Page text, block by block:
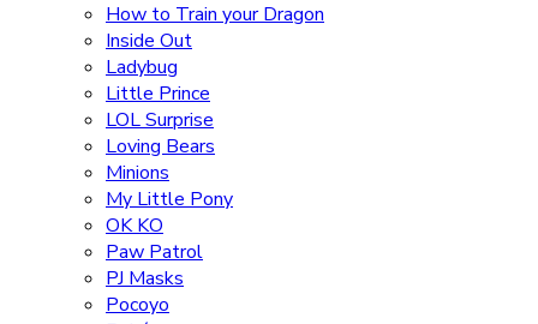
How to Train your Dragon
Inside Out
Ladybug
Little Prince
LOL Surprise
Loving Bears
Minions
My Little Pony
OK KO
Paw Patrol
PJ Masks
Pocoyo